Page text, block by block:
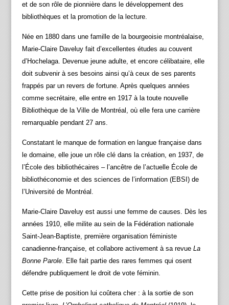
et de son rôle de pionnière dans le développement des
bibliothèques et la promotion de la lecture.
Née en 1880 dans une famille de la bourgeoisie montréalaise,
Marie‑Claire Daveluy fait d’excellentes études au couvent
d’Hochelaga. Devenue jeune adulte, et encore célibataire, elle
doit subvenir à ses besoins ainsi qu’à ceux de ses parents
frappés par un revers de fortune. Après quelques années
comme secrétaire, elle entre en 1917 à la toute nouvelle
Bibliothèque de la Ville de Montréal, où elle fera une carrière
remarquable pendant 27 ans.
Constatant le manque de formation en langue française dans
le domaine, elle joue un rôle clé dans la création, en 1937, de
l’École des bibliothécaires – l’ancêtre de l’actuelle École de
bibliothéconomie et des sciences de l’information (EBSI) de
l’Université de Montréal.
Marie‑Claire Daveluy est aussi une femme de causes. Dès les
années 1910, elle milite au sein de la Fédération nationale
Saint‑Jean‑Baptiste, première organisation féministe
canadienne‑française, et collabore activement à sa revue La
Bonne Parole. Elle fait partie des rares femmes qui osent
défendre publiquement le droit de vote féminin.
Cette prise de position lui coûtera cher : à la sortie de son